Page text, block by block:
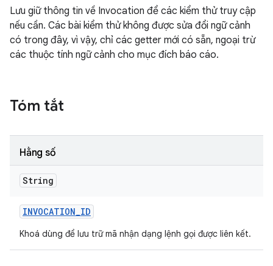
Lưu giữ thông tin về Invocation để các kiểm thử truy cập
nếu cần. Các bài kiểm thử không được sửa đổi ngữ cảnh
có trong đây, vì vậy, chỉ các getter mới có sẵn, ngoại trừ
các thuộc tính ngữ cảnh cho mục đích báo cáo.
Tóm tắt
Hằng số
String
INVOCATION_ID
Khoá dùng để lưu trữ mã nhận dạng lệnh gọi được liên kết.